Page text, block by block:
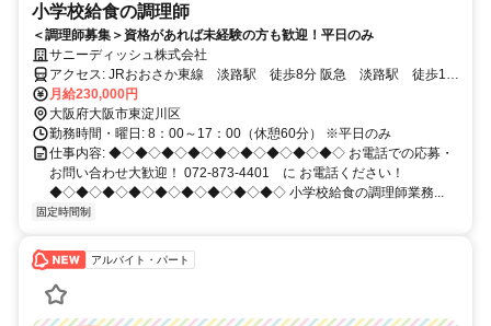
小学校給食の調理師
＜調理師募集＞資格があれば未経験の方も歓迎！平日のみ
サニーディッシュ株式会社
アクセス: JRおおさか東線 淡路駅 徒歩8分 阪急 淡路駅 徒歩10
分・南吹田駅 徒歩12分
月給230,000円
大阪府大阪市東淀川区
勤務時間・曜日: 8：00～17：00（休憩60分） ※平日のみ
仕事内容: ◆◇◆◇◆◇◆◇◆◇◆◇◆◇◆◇◆◇ お電話での応募・
お問い合わせ大歓迎！ 072-873-4401 に お電話ください！
◆◇◆◇◆◇◆◇◆◇◆◇◆◇◆◇◆◇ 小学校給食の調理師業務...
固定時間制
アルバイト・パート